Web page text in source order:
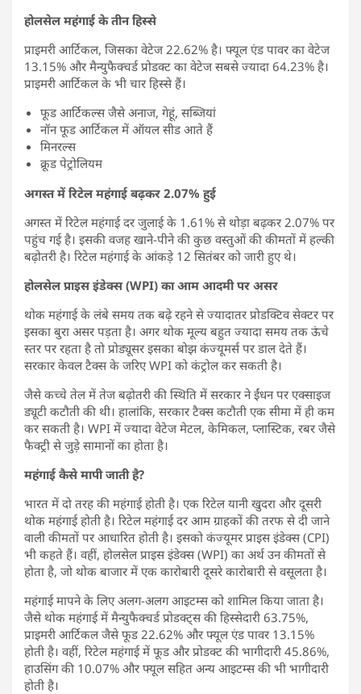
होलसेल महंगाई के तीन हिस्से
प्राइमरी आर्टिकल, जिसका वेटेज 22.62% है। फ्यूल एंड पावर का वेटेज
13.15% और मैन्युफैक्चर्ड प्रोडक्ट का वेटेज सबसे ज्यादा 64.23% है।
प्राइमरी आर्टिकल के भी चार हिस्से हैं।
फूड आर्टिकल्स जैसे अनाज, गेहूं, सब्जियां
नॉन फूड आर्टिकल में ऑयल सीड आते हैं
मिनरल्स
क्रूड पेट्रोलियम
अगस्त में रिटेल महंगाई बढ़कर 2.07% हुई
अगस्त में रिटेल महंगाई दर जुलाई के 1.61% से थोड़ा बढ़कर 2.07% पर
पहुंच गई है। इसकी वजह खाने-पीने की कुछ वस्तुओं की कीमतों में हल्की
बढ़ोतरी है। रिटेल महंगाई के आंकड़े 12 सितंबर को जारी हुए थे।
होलसेल प्राइस इंडेक्स (WPI) का आम आदमी पर असर
थोक महंगाई के लंबे समय तक बढ़े रहने से ज्यादातर प्रोडक्टिव सेक्टर पर
इसका बुरा असर पड़ता है। अगर थोक मूल्य बहुत ज्यादा समय तक ऊंचे
स्तर पर रहता है तो प्रोड्यूसर इसका बोझ कंज्यूमर्स पर डाल देते हैं।
सरकार केवल टैक्स के जरिए WPI को कंट्रोल कर सकती है।
जैसे कच्चे तेल में तेज बढ़ोतरी की स्थिति में सरकार ने ईंधन पर एक्साइज
ड्यूटी कटौती की थी। हालांकि, सरकार टैक्स कटौती एक सीमा में ही कम
कर सकती है। WPI में ज्यादा वेटेज मेटल, केमिकल, प्लास्टिक, रबर जैसे
फैक्ट्री से जुड़े सामानों का होता है।
महंगाई कैसे मापी जाती है?
भारत में दो तरह की महंगाई होती है। एक रिटेल यानी खुदरा और दूसरी
थोक महंगाई होती है। रिटेल महंगाई दर आम ग्राहकों की तरफ से दी जाने
वाली कीमतों पर आधारित होती है। इसको कंज्यूमर प्राइस इंडेक्स (CPI)
भी कहते हैं। वहीं, होलसेल प्राइस इंडेक्स (WPI) का अर्थ उन कीमतों से
होता है, जो थोक बाजार में एक कारोबारी दूसरे कारोबारी से वसूलता है।
महंगाई मापने के लिए अलग-अलग आइटम्स को शामिल किया जाता है।
जैसे थोक महंगाई में मैन्युफैक्चर्ड प्रोडक्ट्स की हिस्सेदारी 63.75%,
प्राइमरी आर्टिकल जैसे फूड 22.62% और फ्यूल एंड पावर 13.15%
होती है। वहीं, रिटेल महंगाई में फूड और प्रोडक्ट की भागीदारी 45.86%,
हाउसिंग की 10.07% और फ्यूल सहित अन्य आइटम्स की भी भागीदारी
होती है।